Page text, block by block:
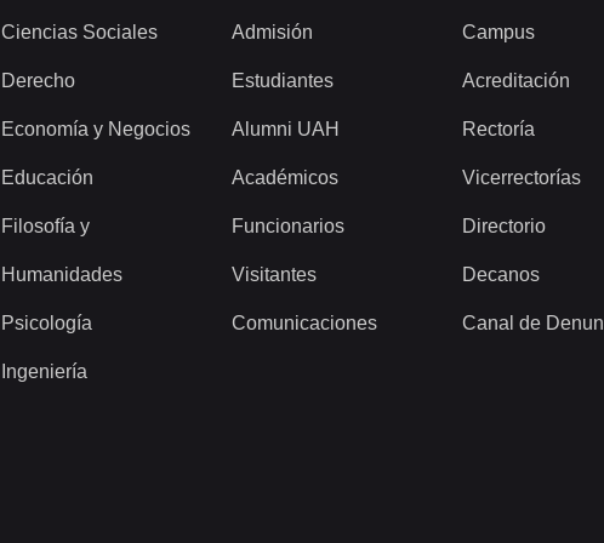
Ciencias Sociales
Derecho
Economía y Negocios
Educación
Filosofía y
Humanidades
Psicología
Ingeniería
Admisión
Estudiantes
Alumni UAH
Académicos
Funcionarios
Visitantes
Comunicaciones
Campus
Acreditación
Rectoría
Vicerrectorías
Directorio
Decanos
Canal de